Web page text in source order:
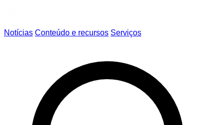
Notícias Conteúdo e recursos Serviços